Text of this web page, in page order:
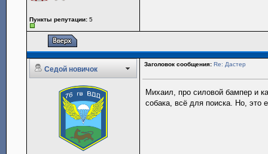
Пункты репутации: 5
Седой новичок
Заголовок сообщения: Re: Дастер
Михаил, про силовой бампер и
собака, всё для поиска. Но, это